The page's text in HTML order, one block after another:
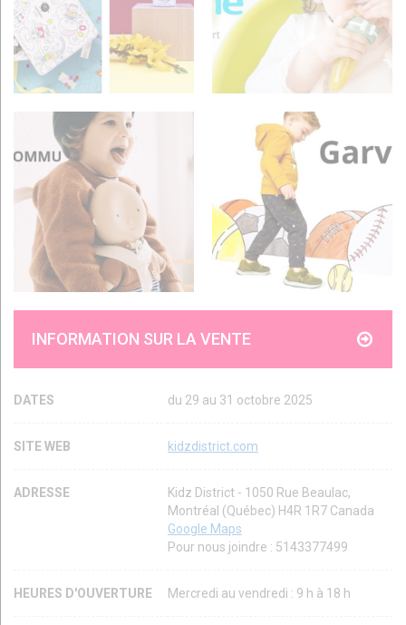
INFORMATION SUR LA VENTE
DATES du 29 au 31 octobre 2025
SITE WEB kidzdistrict.com
ADRESSE
Kidz District - 1050 Rue Beaulac,
Montréal (Québec) H4R 1R7 Canada
Google Maps
Pour nous joindre : 5143377499
HEURES D'OUVERTURE Mercredi au vendredi : 9 h à 18 h